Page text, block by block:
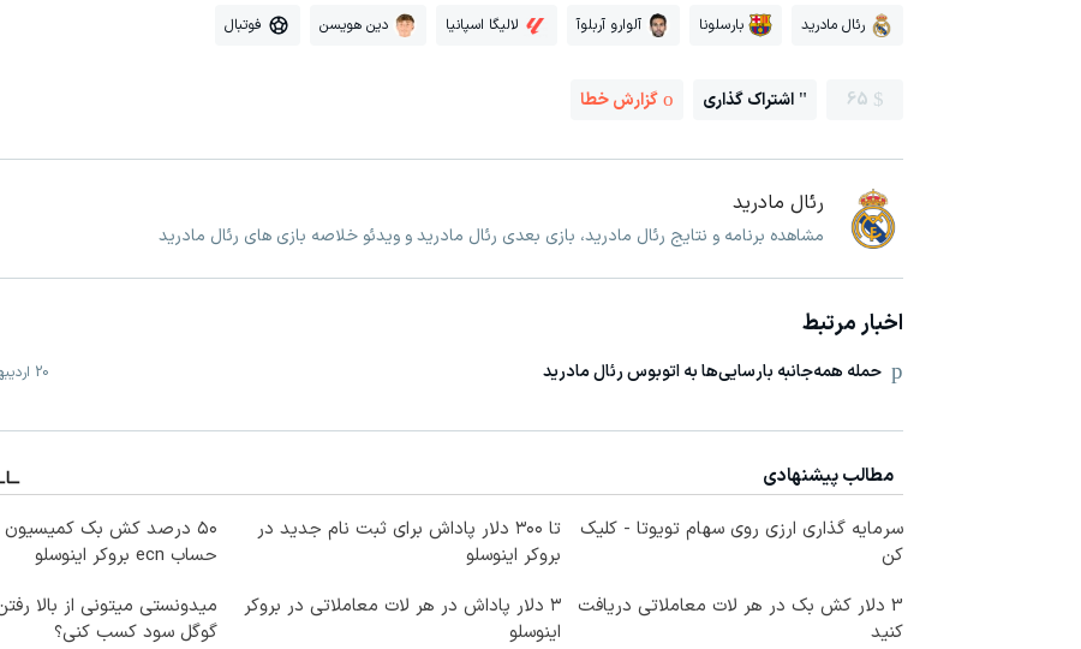
رئال مادرید بارسلونا آلوارو آربلوآ لالیگا اسپانیا دین هویسن فوتبال
65 اشتراک گذاری گزارش خطا
رئال مادرید
مشاهده برنامه و نتایج رئال مادرید، بازی بعدی رئال مادرید و ویدئو خلاصه بازی های رئال مادرید
اخبار مرتبط
حمله همه‌جانبه بارسایی‌ها به اتوبوس رئال مادرید 20 اردیبهشت
مطالب پیشنهادی
سرمایه گذاری ارزی روی سهام تویوتا - کلیک
کن
تا ۳۰۰ دلار پاداش برای ثبت نام جدید در
بروکر اینوسلو
۵۰ درصد کش بک کمیسیون
حساب ecn بروکر اینوسلو
3 دلار کش بک در هر لات معاملاتی دریافت
کنید
۳ دلار پاداش در هر لات معاملاتی در بروکر
اینوسلو
میدونستی میتونی از بالا
گوگل سود کسب کنی؟